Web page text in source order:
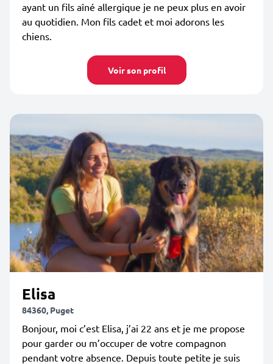
ayant un fils aîné allergique je ne peux plus en avoir
au quotidien. Mon fils cadet et moi adorons les
chiens.
Voir son profil
Elisa
84360, Puget
Bonjour, moi c’est Elisa, j’ai 22 ans et je me propose
pour garder ou m’occuper de votre compagnon
pendant votre absence. Depuis toute petite je suis